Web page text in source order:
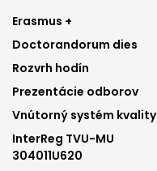
Footer
menu
1
Erasmus +
Doctorandorum dies
Rozvrh hodín
Prezentácie odborov
Vnútorný systém kvality
InterReg TVU-MU
304011U620